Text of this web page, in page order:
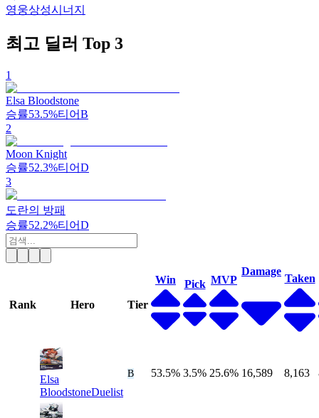
영웅상성시너지
최고 딜러 Top 3
1
Elsa Bloodstone
승률53.5%티어B
2
Moon Knight
승률52.3%티어D
3
도란의 방패
승률52.2%티어D
Rank Hero Tier
Win Pick MVP
Damage
Taken
Elsa
BloodstoneDuelist
B 53.5% 3.5% 25.6% 16,589 8,163